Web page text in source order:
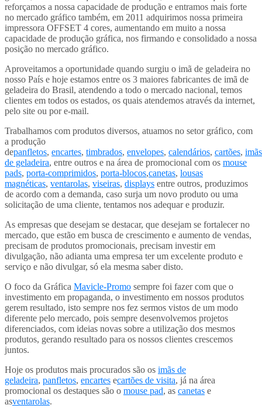
reforçamos a nossa capacidade de produção e entramos mais forte
no mercado gráfico também, em 2011 adquirimos nossa primeira
impressora OFFSET 4 cores, aumentando em muito a nossa
capacidade de produção gráfica, nos firmando e consolidado a nossa
posição no mercado gráfico.
Aproveitamos a oportunidade quando surgiu o imã de geladeira no
nosso País e hoje estamos entre os 3 maiores fabricantes de imã de
geladeira do Brasil, atendendo a todo o mercado nacional, temos
clientes em todos os estados, os quais atendemos através da internet,
pelo site ou por e-mail.
Trabalhamos com produtos diversos, atuamos no setor gráfico, com
a produção
depanfletos, encartes, timbrados, envelopes, calendários, cartões, imãs
de geladeira, entre outros e na área de promocional com os mouse
pads, porta-comprimidos, porta-blocos,canetas, lousas
magnéticas, ventarolas, viseiras, displays entre outros, produzimos
de acordo com a demanda, caso surja um novo produto ou uma
solicitação de uma cliente, tentamos nos adequar e produzir.
As empresas que desejam se destacar, que desejam se fortalecer no
mercado, que estão em busca de crescimento e aumento de vendas,
precisam de produtos promocionais, precisam investir em
divulgação, não adianta uma empresa ter um excelente produto e
serviço e não divulgar, só ela mesma saber disto.
O foco da Gráfica Mavicle-Promo sempre foi fazer com que o
investimento em propaganda, o investimento em nossos produtos
gerem resultado, isto sempre nos fez sermos vistos de um modo
diferente pelo mercado, pois sempre desenvolvemos projetos
diferenciados, com ideias novas sobre a utilização dos mesmos
produtos, gerando resultado para os nossos clientes crescemos
juntos.
Hoje os produtos mais procurados são os imãs de
geladeira, panfletos, encartes ecartões de visita, já na área
promocional os destaques são o mouse pad, as canetas e
asventarolas.